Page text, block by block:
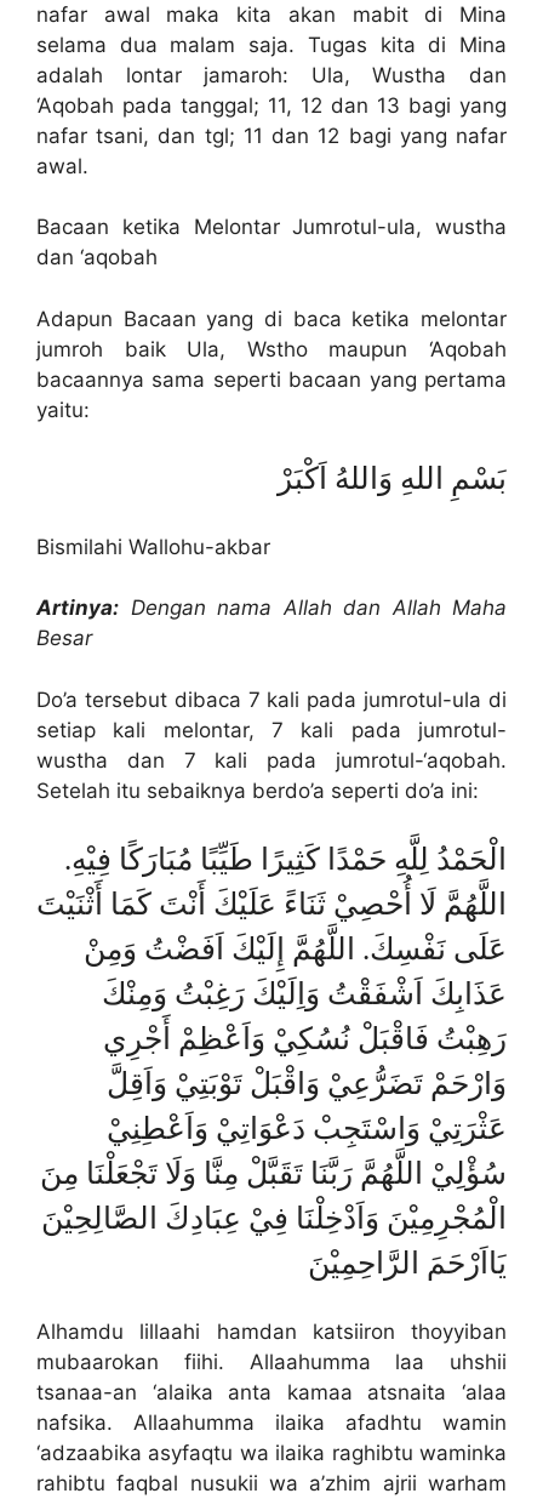
nafar awal maka kita akan mabit di Mina
selama dua malam saja. Tugas kita di Mina
adalah lontar jamaroh: Ula, Wustha dan
‘Aqobah pada tanggal; 11, 12 dan 13 bagi yang
nafar tsani, dan tgl; 11 dan 12 bagi yang nafar
awal.
Bacaan ketika Melontar Jumrotul-ula, wustha
dan ‘aqobah
Adapun Bacaan yang di baca ketika melontar
jumroh baik Ula, Wstho maupun ‘Aqobah
bacaannya sama seperti bacaan yang pertama
yaitu:
بَسْمِ اللهِ وَاللهُ اَكْبَرْ
Bismilahi Wallohu-akbar
Artinya: Dengan nama Allah dan Allah Maha
Besar
Do’a tersebut dibaca 7 kali pada jumrotul-ula di
setiap kali melontar, 7 kali pada jumrotul-
wustha dan 7 kali pada jumrotul-‘aqobah.
Setelah itu sebaiknya berdo’a seperti do’a ini:
الْحَمْدُ لِلَّهِ حَمْدًا كَثِيرًا طَيِّبًا مُبَارَكًا فِيْهِ.
اللَّهُمَّ لَا أُحْصِيْ ثَنَاءً عَلَيْكَ أَنْتَ كَمَا أَثْنَيْتَ
عَلَى نَفْسِكَ. اللَّهُمَّ إِلَيْكَ اَفَضْتُ وَمِنْ
عَذَابِكَ اَشْفَقْتُ وَاِلَيْكَ رَغِبْتُ وَمِنْكَ
رَهِبْتُ فَاقْبَلْ نُسُكِيْ وَاَعْظِمْ أَجْرِي
وَارْحَمْ تَضَرُّعِيْ وَاقْبَلْ تَوْبَتِيْ وَاَقِلَّ
عَثْرَتِيْ وَاسْتَجِبْ دَعْوَاتِيْ وَاَعْطِنِيْ
سُؤْلِيْ اللَّهُمَّ رَبَّنَا تَقَبَّلْ مِنَّا وَلَا تَجْعَلْنَا مِنَ
الْمُجْرِمِيْنَ وَاَدْخِلْنَا فِيْ عِبَادِكَ الصَّالِحِيْنَ
يَااَرْحَمَ الرَّاحِمِيْنَ
Alhamdu lillaahi hamdan katsiiron thoyyiban
mubaarokan fiihi. Allaahumma laa uhshii
tsanaa-an ‘alaika anta kamaa atsnaita ‘alaa
nafsika. Allaahumma ilaika afadhtu wamin
‘adzaabika asyfaqtu wa ilaika raghibtu waminka
rahibtu faqbal nusukii wa a’zhim ajrii warham